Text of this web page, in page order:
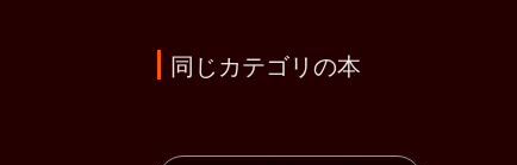
同じカテゴリの本